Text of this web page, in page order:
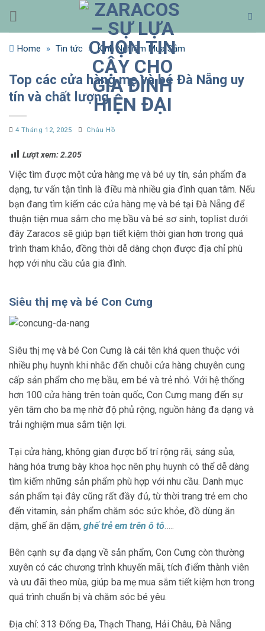
qua
nội
dungHome » Tin tức » Kinh Nghiệm Mua Sắm
Top các cửa hàng mẹ và bé Đà Nẵng uy
tín và chất lượng
4 Tháng 12, 2025 Châu Hồ
Lượt xem:2.205
Việc tìm được một cửa hàng mẹ và bé uy tín, sản phẩm đa
dạng, tư vấn tận tình là điều mà nhiều gia đình quan tâm. Nếu
bạn đang tìm kiếm các cửa hàng mẹ và bé tại Đà Nẵng để
thuận tiện mua sắm cho mẹ bầu và bé sơ sinh, toplist dưới
đây Zaracos sẽ giúp bạn tiết kiệm thời gian hơn trong quá
trình tham khảo, đồng thời dễ dàng chọn được địa chỉ phù
hợp với nhu cầu của gia đình.
Siêu thị mẹ và bé Con Cưng
Siêu thị mẹ và bé Con Cưng là cái tên khá quen thuộc với
nhiều phụ huynh khi nhắc đến chuỗi cửa hàng chuyên cung
cấp sản phẩm cho mẹ bầu, em bé và trẻ nhỏ. Với hệ thống
hơn 100 cửa hàng trên toàn quốc, Con Cưng mang đến sự
yên tâm cho ba mẹ nhờ độ phủ rộng, nguồn hàng đa dạng và
trải nghiệm mua sắm tiện lợi.
Tại cửa hàng, không gian được bố trí rộng rãi, sáng sủa,
hàng hóa trưng bày khoa học nên phụ huynh có thể dễ dàng
tìm kiếm những sản phẩm phù hợp với nhu cầu. Danh mục
sản phẩm tại đây cũng rất đầy đủ, từ thời trang trẻ em cho
đến vitamin, sản phẩm chăm sóc sức khỏe, đồ dùng ăn
dặm, ghế ăn dặm, ghế trẻ em trên ô tô…..
Bên cạnh sự đa dạng về sản phẩm, Con Cưng còn thường
xuyên có các chương trình khuyến mãi, tích điểm thành viên
và ưu đãi theo mùa, giúp ba mẹ mua sắm tiết kiệm hơn trong
quá trình chuẩn bị và chăm sóc bé yêu.
Địa chỉ: 313 Đống Đa, Thạch Thang, Hải Châu, Đà Nẵng